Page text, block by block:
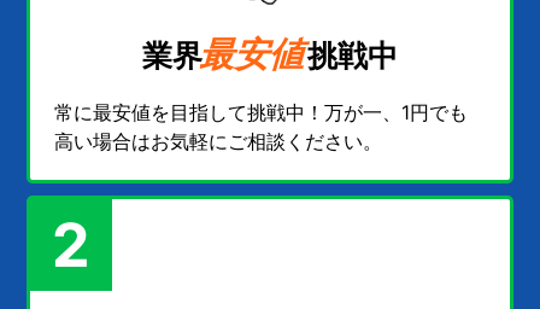
業界最安値挑戦中
常に最安値を目指して挑戦中！万が一、1円でも
高い場合はお気軽にご相談ください。
2